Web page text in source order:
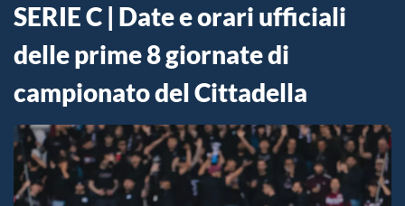
SERIE C | Date e orari ufficiali
delle prime 8 giornate di
campionato del Cittadella